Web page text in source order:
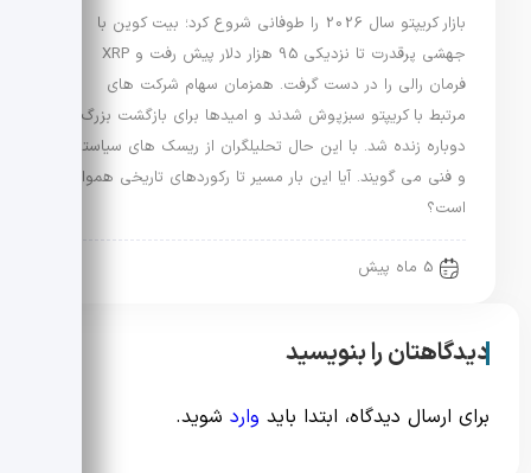
بازار کریپتو سال 2026 را طوفانی شروع کرد؛ بیت کوین با
جهشی پرقدرت تا نزدیکی 95 هزار دلار پیش رفت و XRP
فرمان رالی را در دست گرفت. همزمان سهام شرکت های
مرتبط با کریپتو سبزپوش شدند و امیدها برای بازگشت بزرگ
دوباره زنده شد. با این حال تحلیلگران از ریسک های سیاستی
و فنی می گویند. آیا این بار مسیر تا رکوردهای تاریخی هموار
است؟
5 ماه پیش
دیدگاهتان را بنویسید
برای ارسال دیدگاه، ابتدا باید وارد شوید.